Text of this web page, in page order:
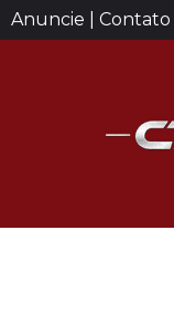
Anuncie |